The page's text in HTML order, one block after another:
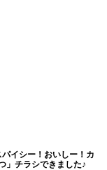
パイシー！おいしー！カ
」チラシできました♪